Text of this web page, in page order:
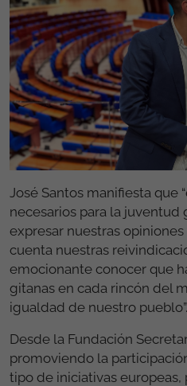
José Santos manifiesta que
necesarios para la juventud
expresar nuestras
cuenta nuestras
emocionante conocer que
gitanas en cada rincón del
igualdad de nuestro pueblo”.
Desde la Fundación
promoviendo la
tipo de iniciativas europeas,